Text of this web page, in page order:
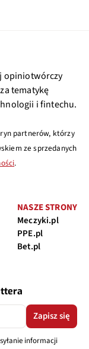
opiniotwórczy
tematykę
i fintechu.
partnerów, którzy
ze sprzedanych
.
NASZE STRONY
Meczyki.pl
PPE.pl
Bet.pl
Zapisz się
informacji